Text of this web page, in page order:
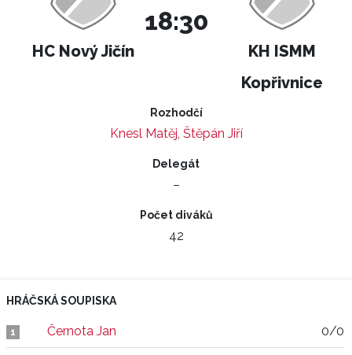
HC Nový Jičín
18:30
KH ISMM
Kopřivnice
Rozhodčí
Knesl Matěj, Štěpán Jiří
Delegát
–
Počet diváků
42
HRÁČSKÁ SOUPISKA
1 Černota Jan 0/0